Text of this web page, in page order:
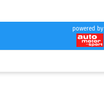
powered by